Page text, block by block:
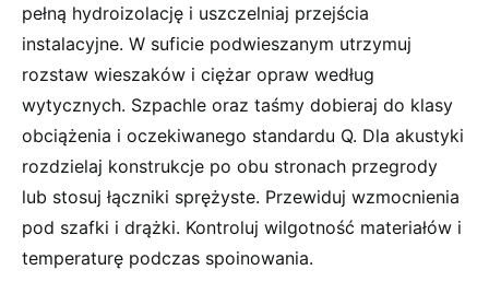
pełną hydroizolację i uszczelniaj przejścia
instalacyjne. W suficie podwieszanym utrzymuj
rozstaw wieszaków i ciężar opraw według
wytycznych. Szpachle oraz taśmy dobieraj do klasy
obciążenia i oczekiwanego standardu Q. Dla akustyki
rozdzielaj konstrukcje po obu stronach przegrody
lub stosuj łączniki sprężyste. Przewiduj wzmocnienia
pod szafki i drążki. Kontroluj wilgotność materiałów i
temperaturę podczas spoinowania.